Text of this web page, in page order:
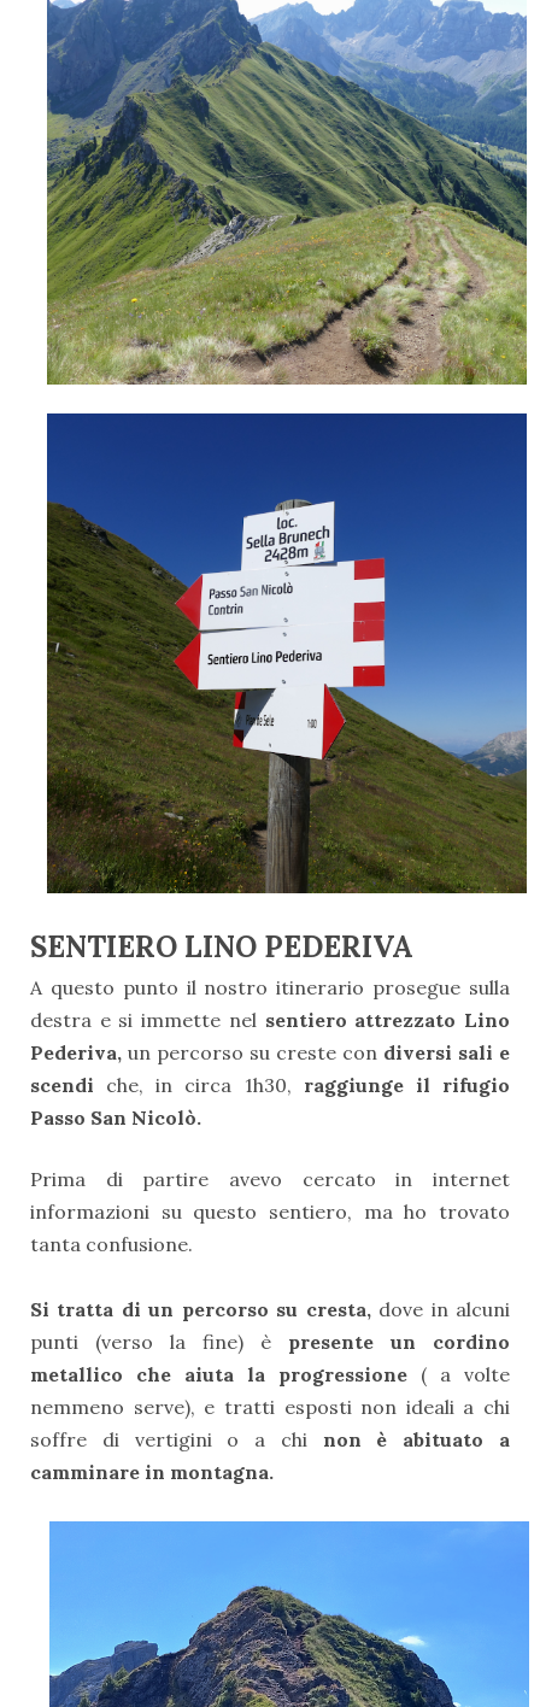
SENTIERO LINO PEDERIVA
A questo punto il nostro itinerario prosegue sulla
destra e si immette nel sentiero attrezzato Lino
Pederiva, un percorso su creste con diversi sali e
scendi che, in circa 1h30, raggiunge il rifugio
Passo San Nicolò.
Prima di partire avevo cercato in internet
informazioni su questo sentiero, ma ho trovato
tanta confusione.
Si tratta di un percorso su cresta, dove in alcuni
punti (verso la fine) è presente un cordino
metallico che aiuta la progressione ( a volte
nemmeno serve), e tratti esposti non ideali a chi
soffre di vertigini o a chi non è abituato a
camminare in montagna.